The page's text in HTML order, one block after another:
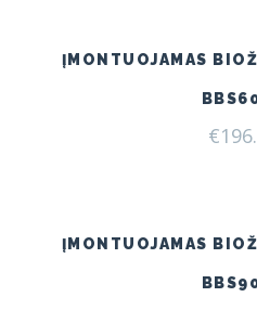
ĮMONTUOJAMAS
€
ĮMONTUOJAMAS